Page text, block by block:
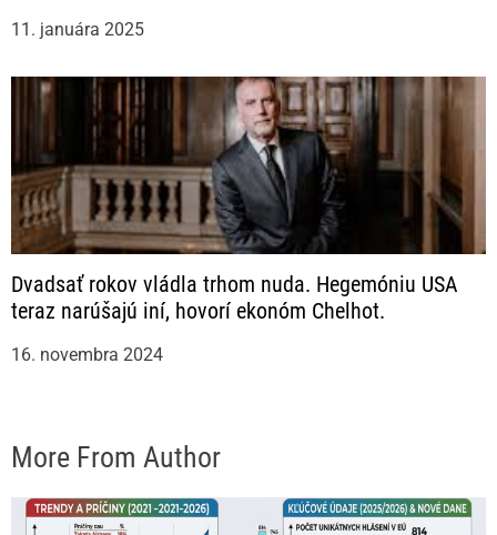
11. januára 2025
Dvadsať rokov vládla trhom nuda. Hegemóniu USA
teraz narúšajú iní, hovorí ekonóm Chelhot.
16. novembra 2024
More From Author